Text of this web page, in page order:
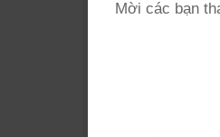
Mời các bạn